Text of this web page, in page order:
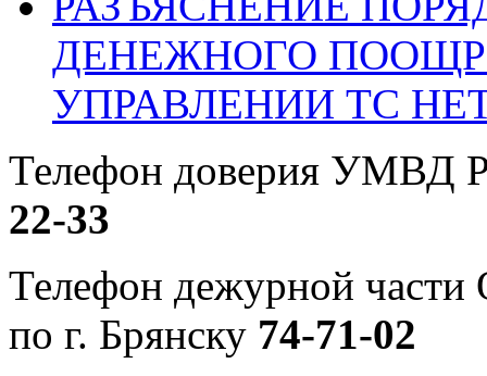
ДЕНЕЖНОГО
УПРАВЛЕНИИ ТС
Телефон доверия УМВД
22-33
Телефон дежурной
по г. Брянску 74-71-02